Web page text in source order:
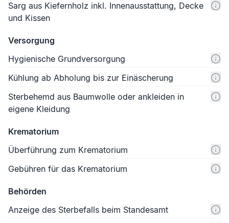
Sarg aus Kiefernholz inkl. Innenausstattung, Decke
und Kissen
Versorgung
Hygienische Grundversorgung
Kühlung ab Abholung bis zur Einäscherung
Sterbehemd aus Baumwolle oder ankleiden in
eigene Kleidung
Krematorium
Überführung zum Krematorium
Gebühren für das Krematorium
Behörden
Anzeige des Sterbefalls beim Standesamt